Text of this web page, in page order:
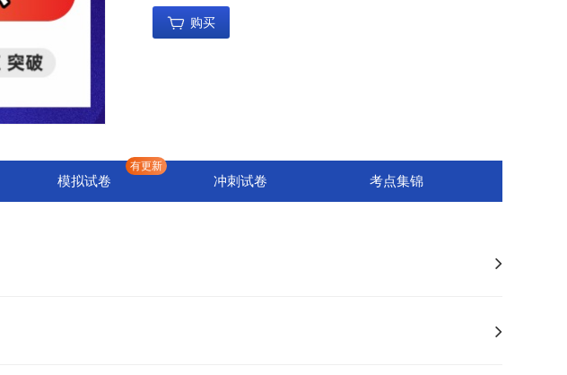
购买
模拟试卷
有更新
冲刺试卷 考点集锦